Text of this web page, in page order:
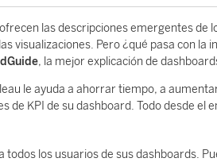
las descripciones emergentes de
visualizaciones. Pero ¿qué pasa con la
, la mejor explicación de
le ayuda a ahorrar tiempo, a
de KPI de su dashboard. Todo desde el
todos los usuarios de sus dashboards.